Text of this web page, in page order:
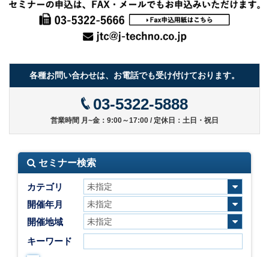
各種お問い合わせは、お電話でも受け付けております。
03-5322-5888
営業時間 月~金：9:00～17:00 / 定休日：土日・祝日
セミナー検索
カテゴリ
開催年月
開催地域
キーワード